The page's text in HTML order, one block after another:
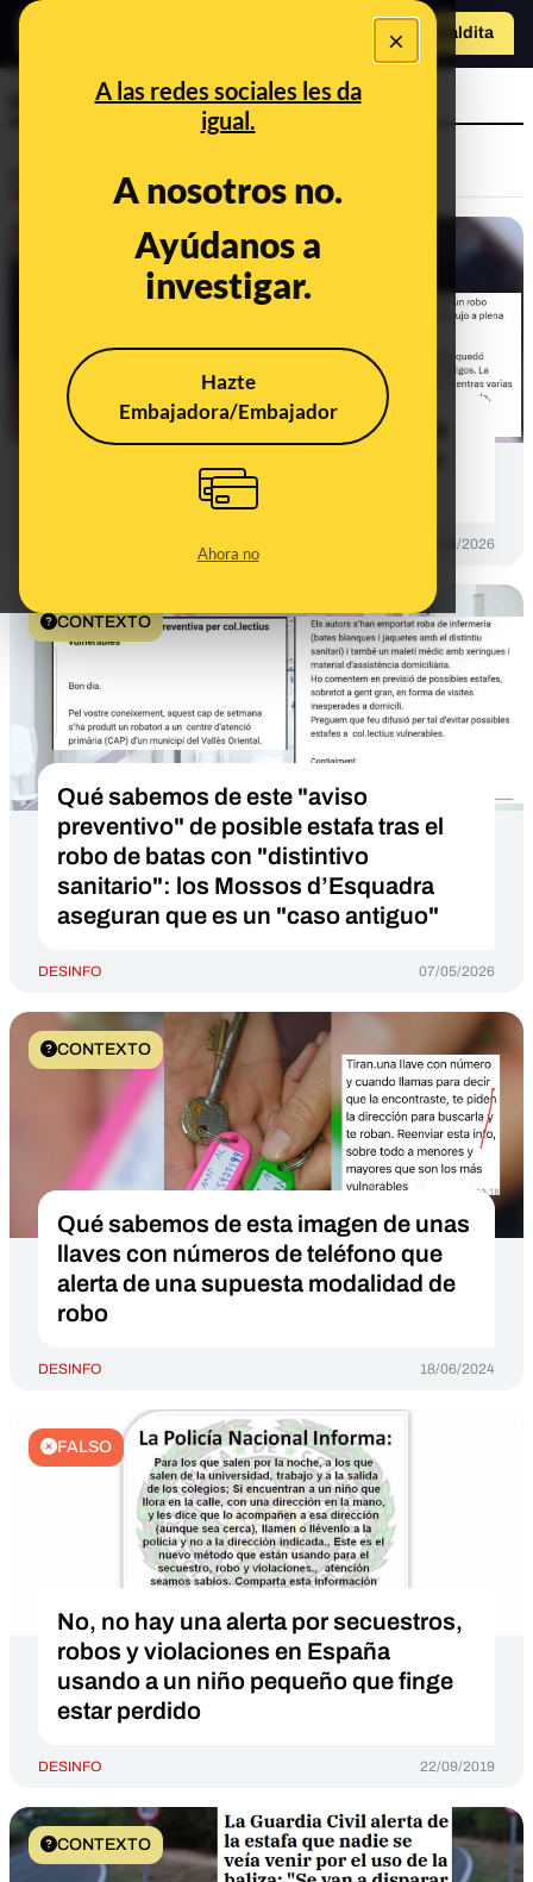
×
A las redes sociales les da
igual.
A nosotros no.
Ayúdanos a
investigar.
Hazte
Embajadora/Embajador
Ahora no
Hazte Maldito
a
El vídeo de un robo con violencia de
actual, pero es de 2022
18/06/2026
CONTEXTO
Qué sabemos de este "aviso
preventivo" de posible estafa tras el
robo de batas con "distintivo
sanitario": los Mossos d’Esquadra
aseguran que es un "caso antiguo"
DESINFO 07/05/2026
CONTEXTO
Qué sabemos de esta imagen de unas
llaves con números de teléfono que
alerta de una supuesta modalidad de
robo
DESINFO 18/06/2024
FALSO
No, no hay una alerta por secuestros,
robos y violaciones en España
usando a un niño pequeño que finge
estar perdido
DESINFO 22/09/2019
CONTEXTO